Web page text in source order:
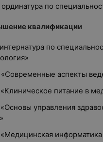
по
квалификации
по
аспекты
питание в
управления